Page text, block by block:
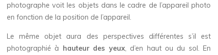
photographe voit les objets dans le cadre de l’appareil photo
en fonction de la position de l’appareil.
Le même objet aura des perspectives différentes s’il est
photographié à hauteur des yeux , d’en haut ou du sol. En